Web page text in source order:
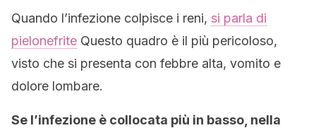
Quando l’infezione colpisce i reni, si parla di
pielonefrite Questo quadro è il più pericoloso,
visto che si presenta con febbre alta, vomito e
dolore lombare.
Se l’infezione è collocata più in basso, nella